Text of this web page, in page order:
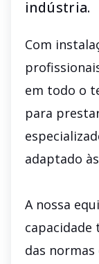
indústria.
Com
em todo o
para
adaptado
A nossa
capacidade
das